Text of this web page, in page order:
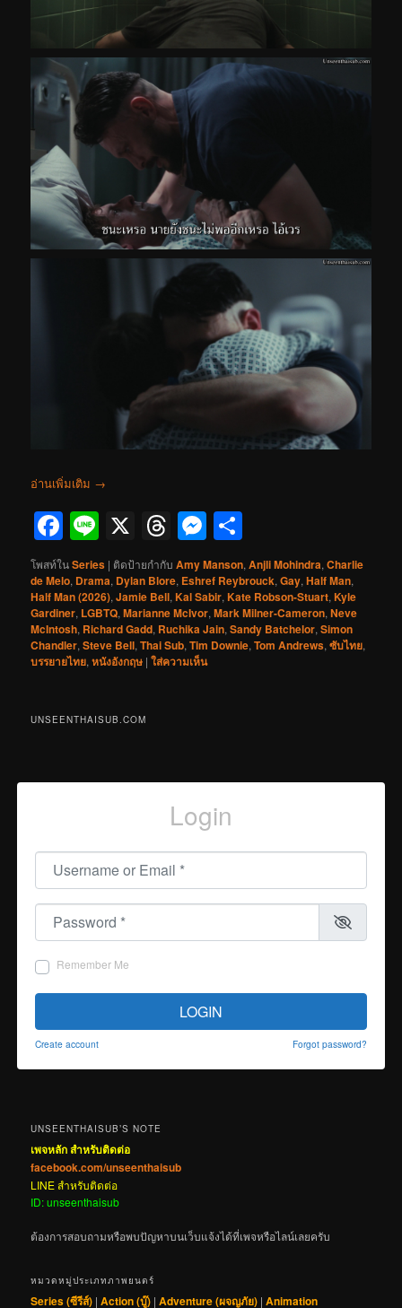
อ่านเพิ่มเติม →
Facebook
Line
X Threads
Messenger
โพสท์ในSeries | ติดป้ายกำกับ Amy Manson,Anjli Mohindra,Charlie
de Melo, Drama, Dylan Blore, Eshref Reybrouck,Gay,Half Man,
Half Man (2026),Jamie Bell,Kal Sabir,Kate Robson-Stuart,Kyle
Gardiner, LGBTQ,Marianne McIvor,Mark Milner-Cameron,Neve
McIntosh, Richard Gadd, Ruchika Jain,Sandy Batchelor,Simon
Chandler,Steve Bell,Thai Sub,Tim Downie,Tom Andrews,ซับไทย,
บรรยายไทย,หนังอังกฤษ |ใส่ความเห็น
UNSEENTHAISUB.COM
Login
Username or Email
Password
Remember Me
LOGIN
Create account Forgot password?
UNSEENTHAISUB’S NOTE
เพจหลัก สำหรับติดต่อ
facebook.com/unseenthaisub
LINE สำหรับติดต่อ
ID: unseenthaisub
ต้องการสอบถามหรือพบปัญหาบนเว็บแจ้งได้ที่เพจหรือไลน์เลยครับ
หมวดหมู่ประเภทภาพยนตร์
Series (ซีรีส์) |Action (บู๊) |Adventure (ผจญภัย) |Animation